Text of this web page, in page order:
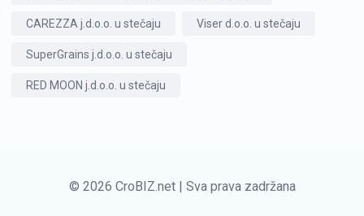
CAREZZA j.d.o.o. u stečaju Viser d.o.o. u stečaju
SuperGrains j.d.o.o. u stečaju
RED MOON j.d.o.o. u stečaju
© 2026 CroBIZ.net | Sva prava zadržana